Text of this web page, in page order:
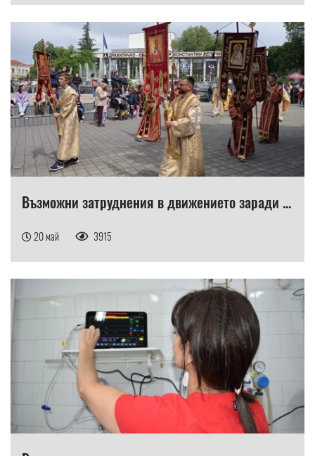
Възможни затруднения в движението заради ...
20 май 3915